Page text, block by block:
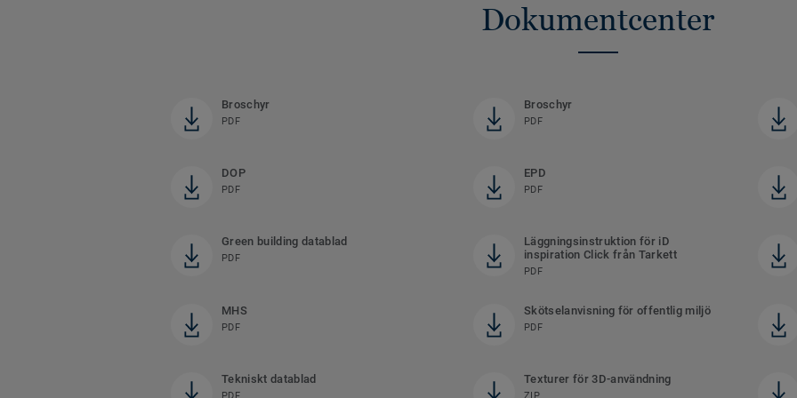
Dokumentcenter
Broschyr
PDF
Broschyr
PDF
DOP
PDF
EPD
PDF
Green building datablad
PDF
Läggningsinstruktion för iD
inspiration Click från Tarkett
PDF
MHS
PDF
Skötselanvisning för offentlig miljö
PDF
Tekniskt datablad
PDF
Texturer för 3D-användning
ZIP